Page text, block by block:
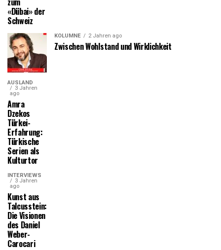
«Dübai» der
Schweiz
KOLUMNE 2 Jahren ago
Zwischen Wohlstand und Wirklichkeit
AUSLAND
3 Jahren
ago
Amra
Dzekos
Türkei-
Erfahrung:
Türkische
Serien als
Kulturtor
INTERVIEWS
3 Jahren
ago
Kunst aus
Talcusstein:
Die Visionen
des Daniel
Weber-
Carocari